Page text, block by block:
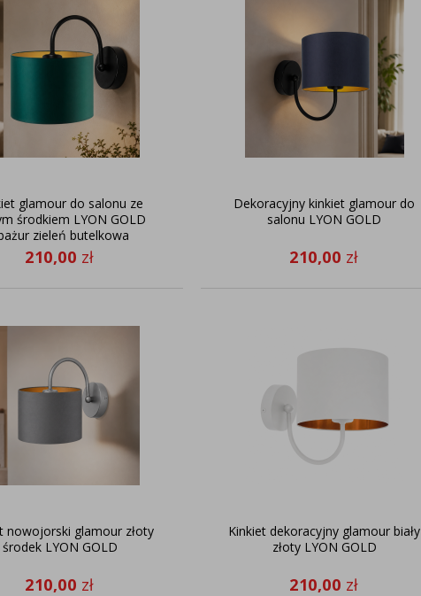
glamour do salonu ze
środkiem LYON GOLD
zieleń butelkowa
210,00 zł
Dekoracyjny kinkiet glamour do
salonu LYON GOLD
210,00 zł
nowojorski glamour złoty
środek LYON GOLD
210,00 zł
Kinkiet dekoracyjny glamour biały
złoty LYON GOLD
210,00 zł